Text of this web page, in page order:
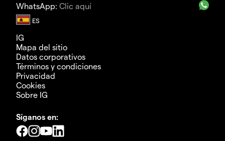
WhatsApp: Clic aquí
IG
Mapa del sitio
Datos corporativos
Términos y condiciones
Privacidad
Cookies
Sobre IG
Síganos en: